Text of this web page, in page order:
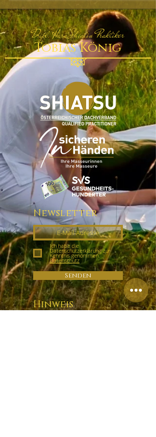
Dipl. Hara Shiatsu Praktiker
Tobias König
Hinweis
Newsletter
Ich habe die
Datenschutzerklärung zur
Kenntnis genommen.
Datenschutz
Senden